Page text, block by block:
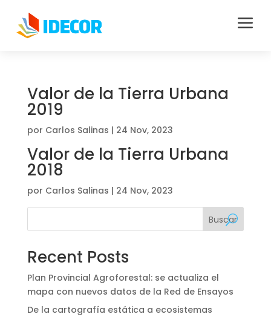
a
Valor de la Tierra Urbana
2019
por Carlos Salinas | 24 Nov, 2023
Valor de la Tierra Urbana
2018
por Carlos Salinas | 24 Nov, 2023
Buscar
Recent Posts
Plan Provincial Agroforestal: se actualiza el
mapa con nuevos datos de la Red de Ensayos
De la cartografía estática a ecosistemas